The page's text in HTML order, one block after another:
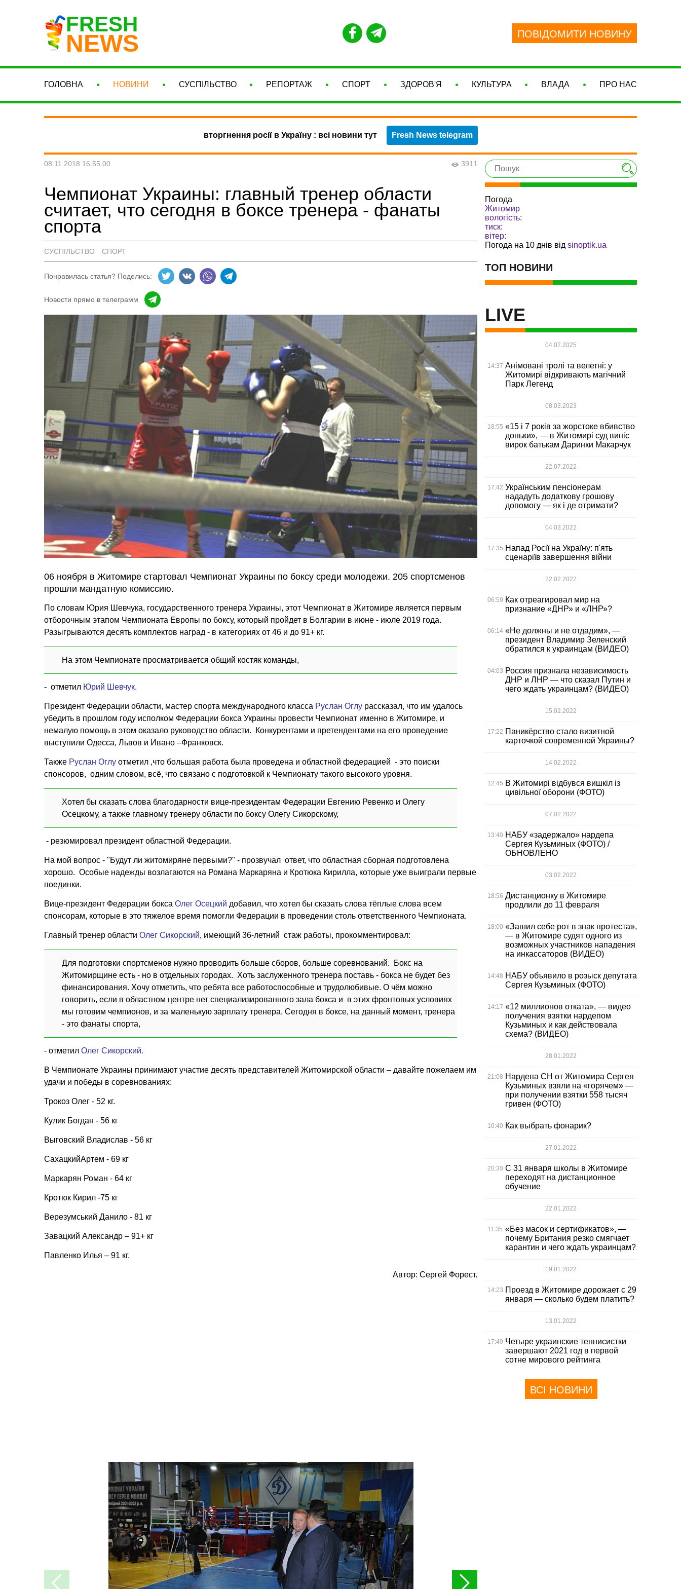
FRESH
NEWS ПОВІДОМИТИ НОВИНУ
ГОЛОВНА НОВИНИ СУСПІЛЬСТВО РЕПОРТАЖ СПОРТ ЗДОРОВ'Я КУЛЬТУРА ВЛАДА ПРО НАС
вторгнення росії в Україну : всі новини тут Fresh News telegram
08.11.2018 16:55:00 3911
Чемпионат Украины: главный тренер области
считает, что сегодня в боксе тренера - фанаты
спорта
СУСПІЛЬСТВО СПОРТ
Понравилась статья? Поделись:
Новости прямо в телеграмм
06 ноября в Житомире стартовал Чемпионат Украины по боксу среди молодежи. 205 спортсменов
прошли мандатную комиссию.
По словам Юрия Шевчука, государственного тренера Украины, этот Чемпионат в Житомире является первым
отборочным этапом Чемпионата Европы по боксу, который пройдет в Болгарии в июне - июле 2019 года.
Разыгрываются десять комплектов наград - в категориях от 46 и до 91+ кг.
На этом Чемпионате просматривается общий костяк команды,
- отметил Юрий Шевчук.
Президент Федерации области, мастер спорта международного класса Руслан Оглу рассказал, что им удалось
убедить в прошлом году исполком Федерации бокса Украины провести Чемпионат именно в Житомире, и
немалую помощь в этом оказало руководство области. Конкурентами и претендентами на его проведение
выступили Одесса, Львов и Ивано –Франковск.
Также Руслан Оглу отметил ,что большая работа была проведена и областной федерацией - это поиски
спонсоров, одним словом, всё, что связано с подготовкой к Чемпионату такого высокого уровня.
Хотел бы сказать слова благодарности вице-президентам Федерации Евгению Ревенко и Олегу
Осецкому, а также главному тренеру области по боксу Олегу Сикорскому,
- резюмировал президент областной Федерации.
На мой вопрос - "Будут ли житомиряне первыми?" - прозвучал ответ, что областная сборная подготовлена
хорошо. Особые надежды возлагаются на Романа Маркаряна и Кротюка Кирилла, которые уже выиграли первые
поединки.
Вице-президент Федерации бокса Олег Осецкий добавил, что хотел бы сказать слова тёплые слова всем
спонсорам, которые в это тяжелое время помогли Федерации в проведении столь ответственного Чемпионата.
Главный тренер области Олег Сикорский, имеющий 36-летний стаж работы, прокомментировал:
Для подготовки спортсменов нужно проводить больше сборов, больше соревнований. Бокс на
Житомирщине есть - но в отдельных городах. Хоть заслуженного тренера поставь - бокса не будет без
финансирования. Хочу отметить, что ребята все работоспособные и трудолюбивые. О чём можно
говорить, если в областном центре нет специализированного зала бокса и в этих фронтовых условиях
мы готовим чемпионов, и за маленькую зарплату тренера. Сегодня в боксе, на данный момент, тренера
- это фанаты спорта,
- отметил Олег Сикорский.
В Чемпионате Украины принимают участие десять представителей Житомирской области – давайте пожелаем им
удачи и победы в соревнованиях:
Трокоз Олег - 52 кг.
Кулик Богдан - 56 кг
Выговский Владислав - 56 кг
СахацкийАртем - 69 кг
Маркарян Роман - 64 кг
Кротюк Кирил -75 кг
Верезумський Данило - 81 кг
Завацкий Александр – 91+ кг
Павленко Илья – 91 кг.
Автор: Сергей Форест.
Погода
Житомир
вологість:
тиск:
вітер:
Погода на 10 днів від sinoptik.ua
ТОП НОВИНИ
LIVE
04.07.2025
14:37 Анімовані тролі та велетні: у
Житомирі відкривають магічний
Парк Легенд
08.03.2023
18:55 «15 і 7 років за жорстоке вбивство
доньки», — в Житомирі суд виніс
вирок батькам Даринки Макарчук
22.07.2022
17:42 Українським пенсіонерам
нададуть додаткову грошову
допомогу — як і де отримати?
04.03.2022
17:35 Напад Росії на Україну: п'ять
сценаріїв завершення війни
22.02.2022
06:59 Как отреагировал мир на
признание «ДНР» и «ЛНР»?
06:14 «Не должны и не отдадим», —
президент Владимир Зеленский
обратился к украинцам (ВИДЕО)
04:03 Россия признала независимость
ДНР и ЛНР — что сказал Путин и
чего ждать украинцам? (ВИДЕО)
15.02.2022
17:22 Паникёрство стало визитной
карточкой современной Украины?
14.02.2022
12:45 В Житомирі відбувся вишкіл із
цивільної оборони (ФОТО)
07.02.2022
13:40 НАБУ «задержало» нардепа
Сергея Кузьминых (ФОТО) /
ОБНОВЛЕНО
03.02.2022
18:56 Дистанционку в Житомире
продлили до 11 февраля
18:00 «Зашил себе рот в знак протеста»,
— в Житомире судят одного из
возможных участников нападения
на инкассаторов (ВИДЕО)
14:48 НАБУ объявило в розыск депутата
Сергея Кузьминых (ФОТО)
14:17 «12 миллионов отката», — видео
получения взятки нардепом
Кузьминых и как действовала
схема? (ВИДЕО)
28.01.2022
21:08 Нардепа СН от Житомира Сергея
Кузьминых взяли на «горячем» —
при получении взятки 558 тысяч
гривен (ФОТО)
10:40 Как выбрать фонарик?
27.01.2022
20:30 С 31 января школы в Житомире
переходят на дистанционное
обучение
22.01.2022
11:35 «Без масок и сертификатов», —
почему Британия резко смягчает
карантин и чего ждать украинцам?
19.01.2022
14:23 Проезд в Житомире дорожает с 29
января — сколько будем платить?
13.01.2022
17:49 Четыре украинские теннисистки
завершают 2021 год в первой
сотне мирового рейтинга
ВСІ НОВИНИ